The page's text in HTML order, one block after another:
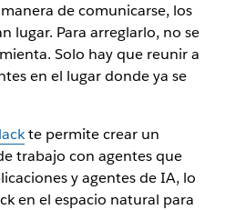
de comunicarse, los
lugar. Para arreglarlo, no se
Solo hay que reunir a
en el lugar donde ya se
te permite crear un
trabajo con agentes que
y agentes de IA, lo
en el espacio natural para